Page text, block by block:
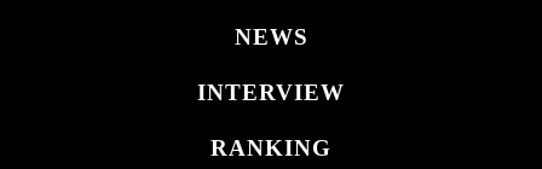
NEWS
INTERVIEW
RANKING